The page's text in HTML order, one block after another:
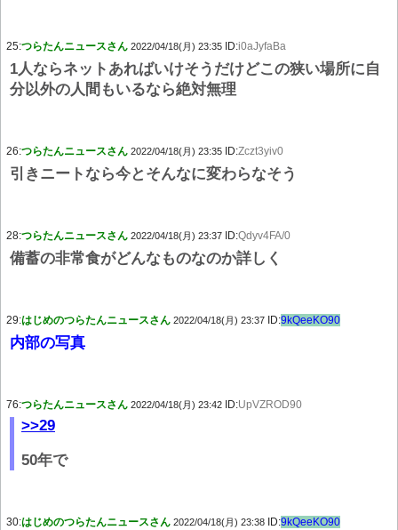
25:つらたんニュースさん 2022/04/18(月) 23:35 ID:i0aJyfaBa
1人ならネットあればいけそうだけどこの狭い場所に自
分以外の人間もいるなら絶対無理
26:つらたんニュースさん 2022/04/18(月) 23:35 ID:Zczt3yiv0
引きニートなら今とそんなに変わらなそう
28:つらたんニュースさん 2022/04/18(月) 23:37 ID:Qdyv4FA/0
備蓄の非常食がどんなものなのか詳しく
29:はじめのつらたんニュースさん 2022/04/18(月) 23:37 ID:9kQeeKO90
内部の写真
76:つらたんニュースさん 2022/04/18(月) 23:42 ID:UpVZROD90
>>29
50年で
30:はじめのつらたんニュースさん 2022/04/18(月) 23:38 ID:9kQeeKO90